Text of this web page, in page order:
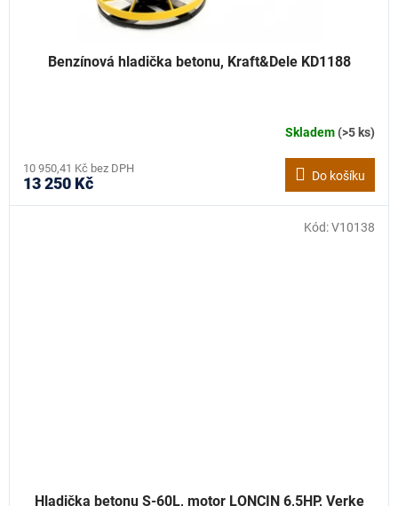
Benzínová hladička betonu, Kraft&Dele KD1188
Skladem(>5 ks)
10 950,41 Kč bez DPH
13 250 Kč Do košíku
Hladička betonu S-60L, motor LONCIN 6,5HP, Verke
Kód:V10138